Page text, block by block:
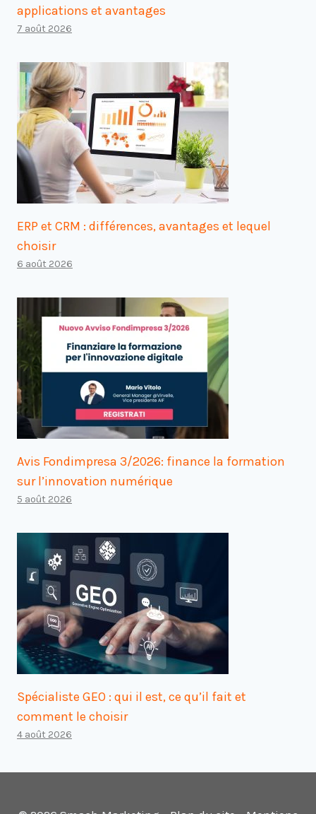
applications et avantages
7 août 2026
ERP et CRM : différences, avantages et lequel
choisir
6 août 2026
Avis Fondimpresa 3/2026: finance la formation
sur l’innovation numérique
5 août 2026
Spécialiste GEO : qui il est, ce qu’il fait et
comment le choisir
4 août 2026